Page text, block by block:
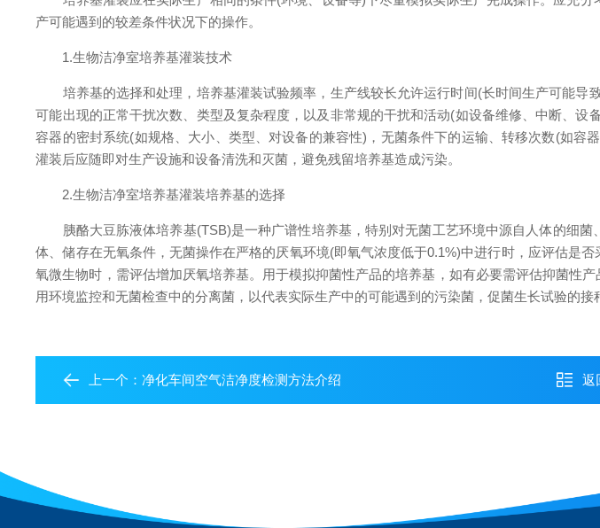
产可能遇到的较差条件状况下的操作。
1.生物洁净室培养基灌装技术
培养基的选择和处理，培养基灌装试验频率，生产线较长允许运行时间(长时间生产可能导
可能出现的正常干扰次数、类型及复杂程度，以及非常规的干扰和活动(如设备维修、中断、
容器的密封系统(如规格、大小、类型、对设备的兼容性)，无菌条件下的运输、转移次数(如
灌装后应随即对生产设施和设备清洗和灭菌，避免残留培养基造成污染。
2.生物洁净室培养基灌装培养基的选择
胰酪大豆胨液体培养基(TSB)是一种广谱性培养基，特别对无菌工艺环境中源自人体的细菌
体、储存在无氧条件，无菌操作在严格的厌氧环境(即氧气浓度低于0.1%)中进行时，应评估是
氧微生物时，需评估增加厌氧培养基。用于模拟抑菌性产品的培养基，如有必要需评估抑菌性
用环境监控和无菌检查中的分离菌，以代表实际生产中的可能遇到的污染菌，促菌生长试验的接
上一个：净化车间空气洁净度检测方法介绍 返